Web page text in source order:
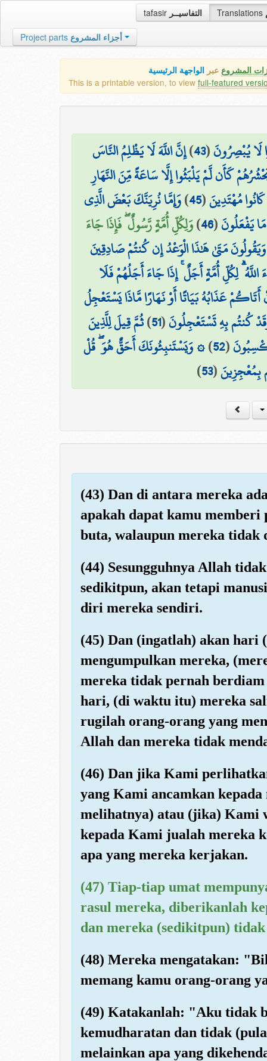
tafasir التفاسيــر Translations
Project parts أجزاء المشروع
المشروع عبر الواجهة الرئيسية
This is a printable version, to view full-featured
لَا يُبْصِرُونَ(
43
)إِنَّ اللَّهَ لَا يَظْلِمُ النَّاسَ
كَأَن لَّمْ يَلْبَثُوا إِلَّا سَاعَةً مِّنَ النَّهَارِ
مُهْتَدِينَ(
45
)وَإِمَّا نُرِيَنَّكَ بَعْضَ الَّذِي
يَفْعَلُونَ(
46
)وَلِكُلِّ أُمَّةٍ رَّسُولٌ ۖ فَإِذَا جَاءَ
وَيَقُولُونَ مَتَىٰ هَٰذَا الْوَعْدُ إِن كُنتُمْ صَادِقِينَ
لِكُلِّ أُمَّةٍ أَجَلٌ ۚ إِذَا جَاءَ أَجَلُهُمْ فَلَا
أَتَاكُمْ عَذَابُهُ بَيَاتًا أَوْ نَهَارًا مَّاذَا يَسْتَعْجِلُ
كُنتُم بِهِ تَسْتَعْجِلُونَ(
51
)ثُمَّ قِيلَ لِلَّذِينَ
(
52
)۞ وَيَسْتَنبِئُونَكَ أَحَقٌّ هُوَ ۖ قُلْ
بِمُعْجِزِينَ(
53
)
(43) Dan di antara mereka
apakah dapat kamu
buta, walaupun mereka tidak
(44) Sesungguhnya Allah
sedikitpun, akan tetapi
diri mereka sendiri.
(45) Dan (ingatlah) akan
mengumpulkan mereka,
mereka tidak pernah
hari, (di waktu itu) mereka
rugilah orang-orang yang
Allah dan mereka tidak
(46) Dan jika Kami
yang Kami ancamkan
melihatnya) atau (jika) Kami
kepada Kami jualah mereka
apa yang mereka kerjakan.
(47) Tiap-tiap umat
rasul mereka, diberikanlah
dan mereka (sedikitpun)
(48) Mereka mengatakan:
memang kamu orang-orang
(49) Katakanlah: "Aku tidak
kemudharatan dan tidak
melainkan apa yang